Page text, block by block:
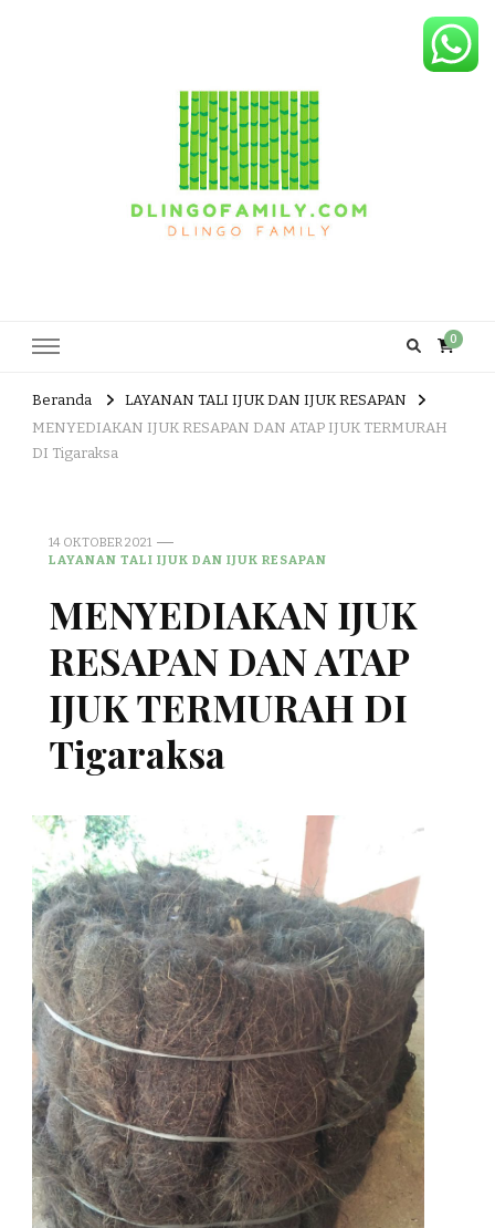
0
Beranda
LAYANAN TALI IJUK DAN IJUK RESAPAN
MENYEDIAKAN IJUK RESAPAN DAN ATAP IJUK TERMURAH
DI Tigaraksa
14 OKTOBER 2021
LAYANAN TALI IJUK DAN IJUK RESAPAN
MENYEDIAKAN IJUK
RESAPAN DAN ATAP
IJUK TERMURAH DI
Tigaraksa